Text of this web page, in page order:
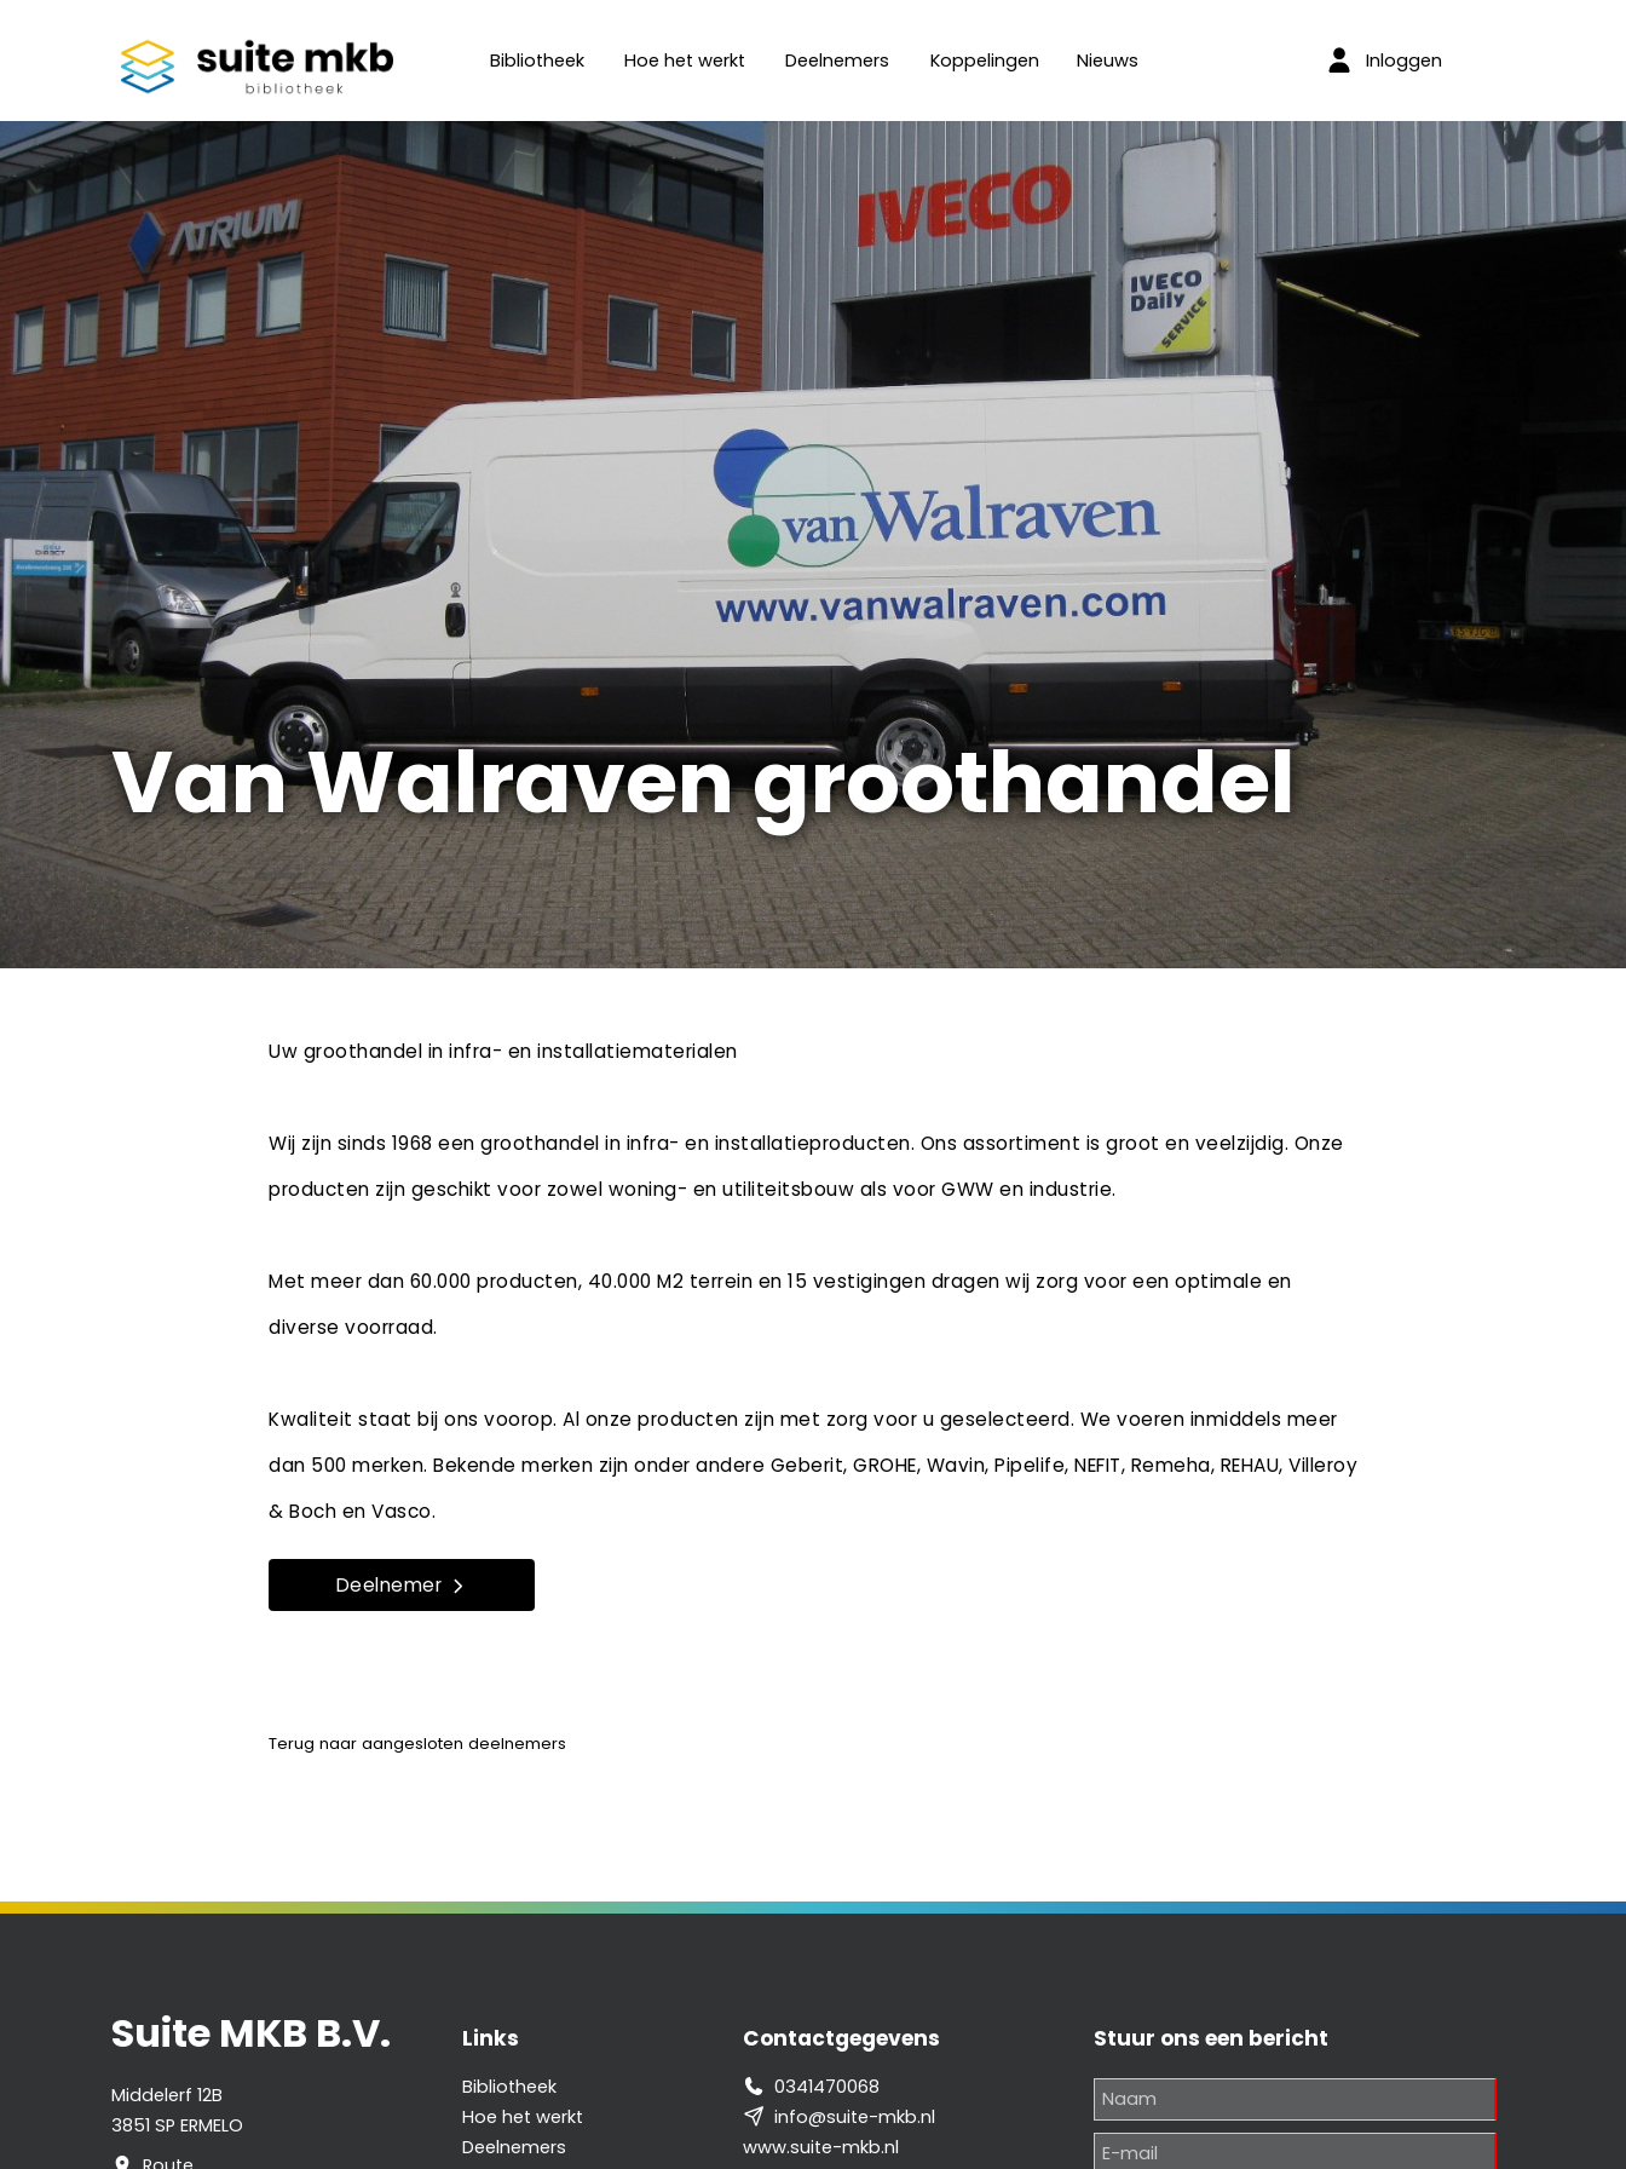
Bibliotheek Hoe het werkt Deelnemers Koppelingen Nieuws
Klantendagen
Inloggen
Van Walraven groothandel
Uw groothandel in infra- en installatiematerialen
Wij zijn sinds 1968 een groothandel in infra- en installatieproducten. Ons assortiment is groot en veelzijdig. Onze
producten zijn geschikt voor zowel woning- en utiliteitsbouw als voor GWW en industrie.
Met meer dan 60.000 producten, 40.000 M2 terrein en 15 vestigingen dragen wij zorg voor een optimale en
diverse voorraad.
Kwaliteit staat bij ons voorop. Al onze producten zijn met zorg voor u geselecteerd. We voeren inmiddels meer
dan 500 merken. Bekende merken zijn onder andere Geberit, GROHE, Wavin, Pipelife, NEFIT, Remeha, REHAU, Villeroy
& Boch en Vasco.
Deelnemer
Terug naar aangesloten deelnemers
Suite MKB B.V.
Middelerf 12B
3851 SP ERMELO
Links
Bibliotheek
Hoe het werkt
Deelnemers
Contactgegevens
0341470068
info@suite-mkb.nl
www.suite-mkb.nl
Stuur ons een bericht